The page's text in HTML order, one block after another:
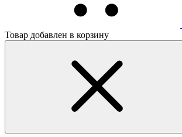
Товар добавлен в корзину